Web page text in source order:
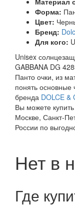
Форма:
Цвет:
Бренд:
Для кого:
Unisex
GABBANA DG
Панто очки, из
понять основные
бренда DOLCE &
Вы можете
Москве, Санкт-
России по
Нет в
Где